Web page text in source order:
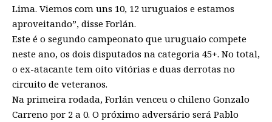
Lima. Viemos com uns 10, 12 uruguaios e estamos
aproveitando”, disse Forlán.
Este é o segundo campeonato que uruguaio compete
neste ano, os dois disputados na categoria 45+. No total,
o ex-atacante tem oito vitórias e duas derrotas no
circuito de veteranos.
Na primeira rodada, Forlán venceu o chileno Gonzalo
Carreno por 2 a 0. O próximo adversário será Pablo